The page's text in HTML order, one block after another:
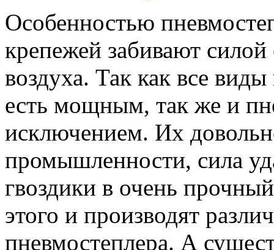
Особенностью
крепежей забивают
воздуха. Так как все
есть мощным, так же и
исключением. Их
промышленности, сила
гвоздики в очень
этого и производят
пневмостеплера. А